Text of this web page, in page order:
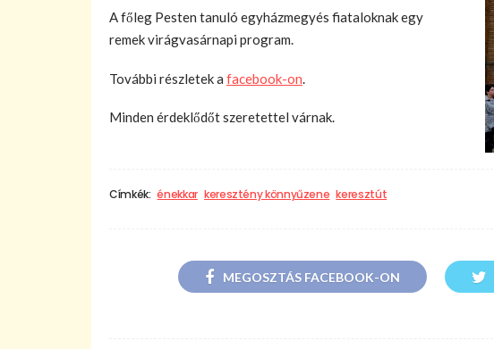
A főleg Pesten tanuló egyházmegyés fiataloknak egy
remek virágvasárnapi program.
További részletek a facebook-on
Minden érdeklődőt szeretettel várnak.
Címkék: énekkar keresztény könnyűzene keresztút
MEGOSZTÁS FACEBOOK-ON